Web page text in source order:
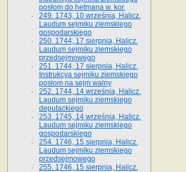
posłom do hetmana w. kor.
249. 1743, 10 września, Halicz.
Laudum sejmiku ziemskiego
gospodarskiego
250. 1744, 17 sierpnia, Halicz.
Laudum sejmiku ziemskiego
przedsejmowego
251. 1744, 17 sierpnia, Halicz.
Instrukcya sejmiku ziemskiego
posłom na sejm walny
252. 1744, 14 września, Halicz.
Laudum sejmiku ziemskiego
deputackiego
253. 1745, 14 września, Halicz.
Laudum sejmiku ziemskiego
gospodarskiego
254. 1746, 15 sierpnia, Halicz.
Laudum sejmiku ziemskiego
przedsejmowego
255. 1746, 15 sierpnia, Halicz.